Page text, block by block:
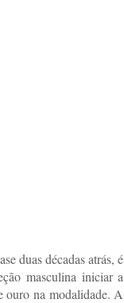
duas décadas atrás, é
masculina iniciar a
ouro na modalidade. A